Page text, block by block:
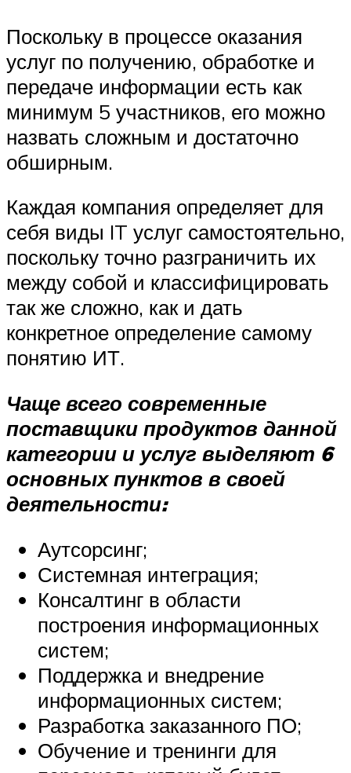
Поскольку в процессе оказания
услуг по получению, обработке и
передаче информации есть как
минимум 5 участников, его можно
назвать сложным и достаточно
обширным.
Каждая компания определяет для
себя виды IT услуг самостоятельно,
поскольку точно разграничить их
между собой и классифицировать
так же сложно, как и дать
конкретное определение самому
понятию ИТ.
Чаще всего современные
поставщики продуктов данной
категории и услуг выделяют 6
основных пунктов в своей
деятельности:
Аутсорсинг;
Системная интеграция;
Консалтинг в области
построения информационных
систем;
Поддержка и внедрение
информационных систем;
Разработка заказанного ПО;
Обучение и тренинги для